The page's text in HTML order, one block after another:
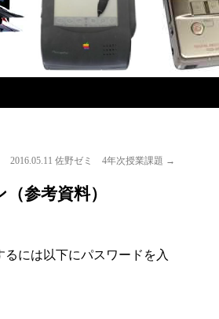
2016.05.11 佐野ゼミ 4年次授業課題 →
参考資料）
には以下にパスワードを入